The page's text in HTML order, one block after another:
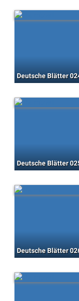
Deutsche Blätter
Deutsche Blätter
Deutsche Blätter